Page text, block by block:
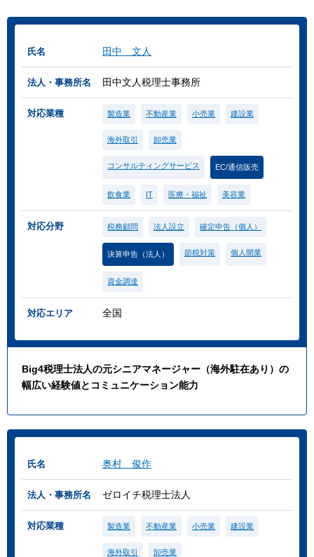
氏名 田中 文人
法人・事務所名 田中文人税理士事務所
対応業種 製造業 不動産業 小売業 建設業
海外取引 卸売業
コンサルティングサービス EC/通信販売
飲食業 IT 医療・福祉 美容業
対応分野 税務顧問 法人設立 確定申告（個人）
決算申告（法人） 節税対策 個人開業
資金調達
対応エリア 全国
Big4税理士法人の元シニアマネージャー（海外駐在あり）の
幅広い経験値とコミュニケーション能力
氏名 奥村 俊作
法人・事務所名 ゼロイチ税理士法人
対応業種 製造業 不動産業 小売業 建設業
海外取引 卸売業